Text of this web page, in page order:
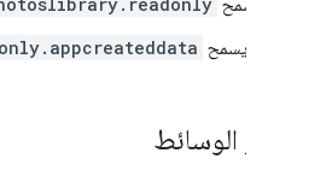
لا يسمح
عناصر الوسائط